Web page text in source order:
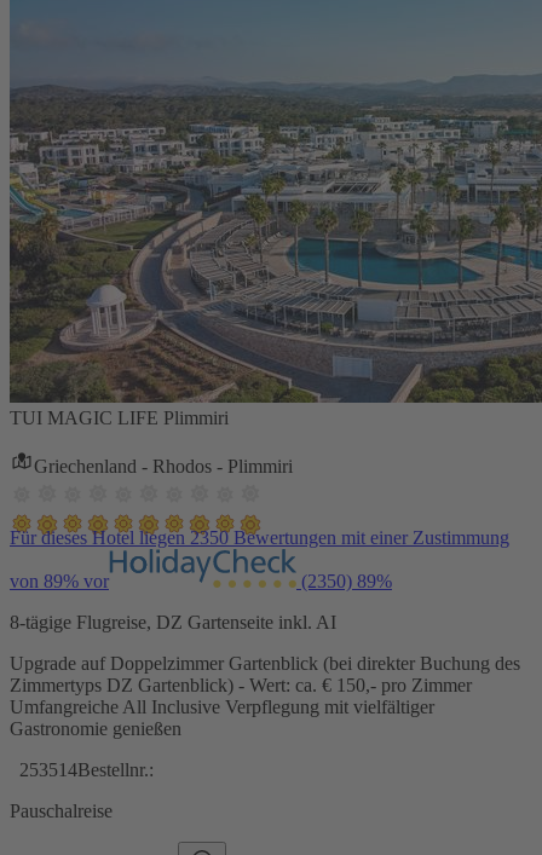
TUI MAGIC LIFE Plimmiri
Griechenland - Rhodos - Plimmiri
Für dieses Hotel liegen 2350 Bewertungen mit einer Zustimmung
von 89% vor (2350) 89%
8-tägige Flugreise, DZ Gartenseite inkl. AI
Upgrade auf Doppelzimmer Gartenblick (bei direkter Buchung des
Zimmertyps DZ Gartenblick) - Wert: ca. € 150,- pro Zimmer
Umfangreiche All Inclusive Verpflegung mit vielfältiger
Gastronomie genießen
253514Bestellnr.:
Pauschalreise